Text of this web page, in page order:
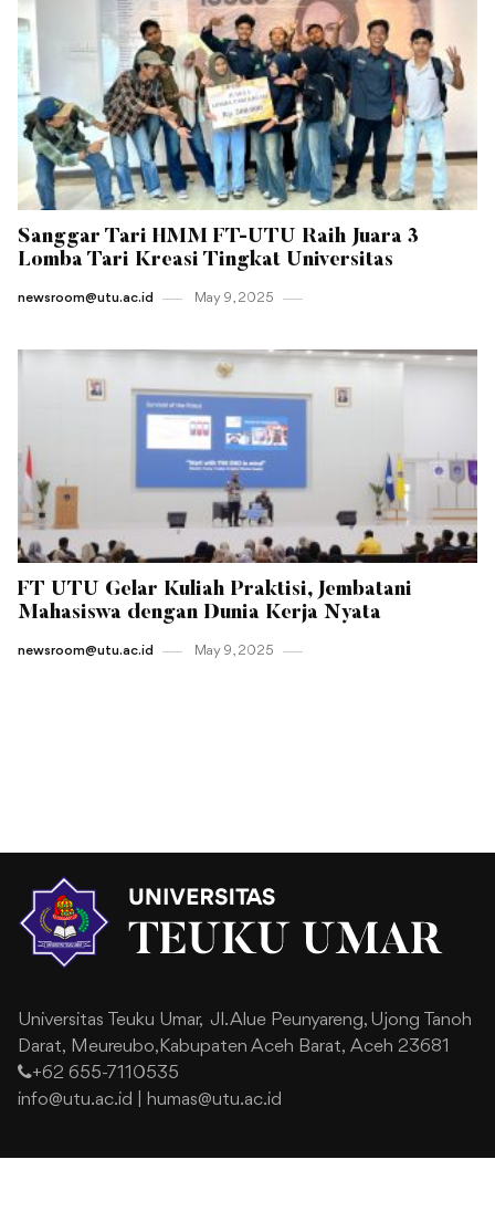
Sanggar Tari HMM FT-UTU Raih Juara 3
Lomba Tari Kreasi Tingkat Universitas
newsroom@utu.ac.id May 9 , 2025
FT UTU Gelar Kuliah Praktisi, Jembatani
Mahasiswa dengan Dunia Kerja Nyata
newsroom@utu.ac.id May 9 , 2025
Universitas Teuku Umar, Jl. Alue Peunyareng, Ujong Tanoh
Darat, Meureubo,Kabupaten Aceh Barat, Aceh 23681
+62 655-7110535
info@utu.ac.id
humas@utu.ac.id